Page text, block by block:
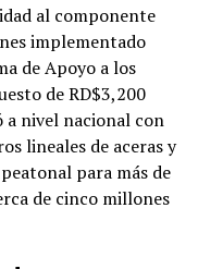
al componente
implementado
de Apoyo a los
de RD$3,200
nivel nacional con
lineales de aceras y
para más de
de cinco millones